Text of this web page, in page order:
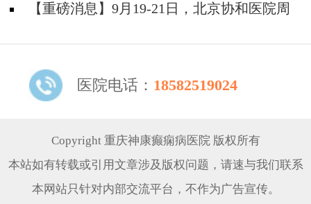
题！
天坛&首钢医院两大专家蓉城亲诊+癫痫大额救
【重磅消息】9月19-21日，北京协和医院周
线！
医院电话： 18582519024
Copyright 重庆神康癫痫病医院 版权所有
本站如有转载或引用文章涉及版权问题，请速与我们联系
本网站只针对内部交流平台，不作为广告宣传。